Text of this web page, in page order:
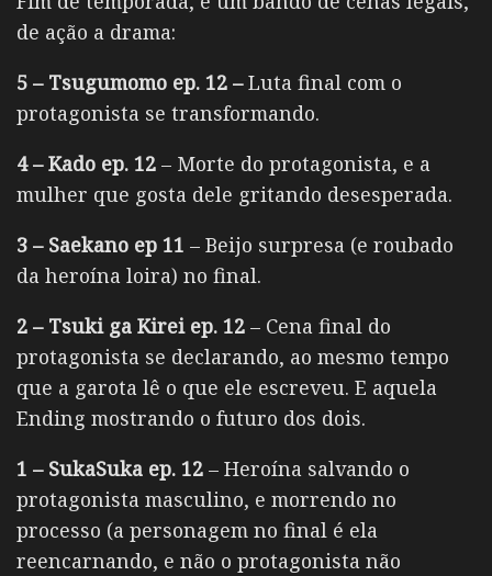
de ação a drama:
5 – Tsugumomo ep. 12 –Luta final com o
protagonista se transformando.
4 – Kado ep. 12 – Morte do protagonista, e a
mulher que gosta dele gritando desesperada.
3 – Saekano ep 11 – Beijo surpresa (e roubado
da heroína loira) no final.
2 – Tsuki ga Kirei ep. 12 – Cena final do
protagonista se declarando, ao mesmo tempo
que a garota lê o que ele escreveu. E aquela
Ending mostrando o futuro dos dois.
1 – SukaSuka ep. 12 – Heroína salvando o
protagonista masculino, e morrendo no
processo (a personagem no final é ela
reencarnando, e não o protagonista não